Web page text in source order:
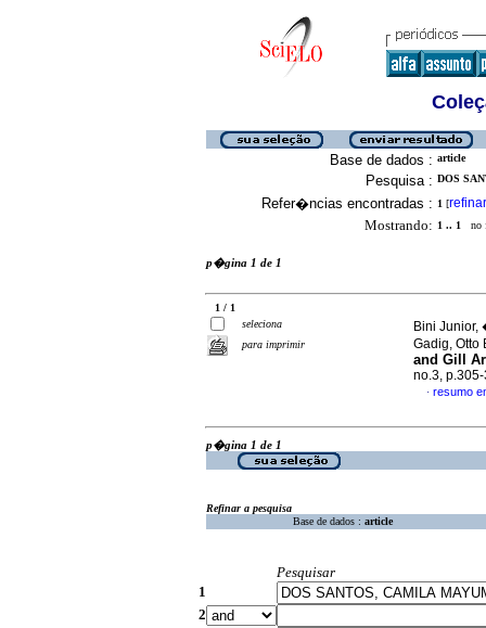
Base de dados : article
Pesquisa : DOS
Refer�ncias encontradas : 1 [refinar
Mostrando: 1 .. 1 no
p�gina 1 de 1
1 / 1
seleciona
para imprimir
Bini Junior,
Gadig, Otto
and Gill
no.3,
· resumo
p�gina 1 de 1
Refinar a pesquisa
Base de dados : article
Pesquisar
1
2